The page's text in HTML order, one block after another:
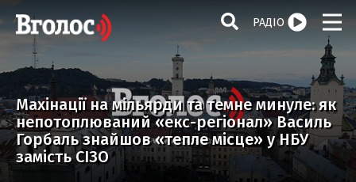
РАДІО
Махінації на мільярди та темне минуле: як
непотоплюваний «екс-регіонал» Василь
Горбаль знайшов «тепле місце» у НБУ
замість СІЗО